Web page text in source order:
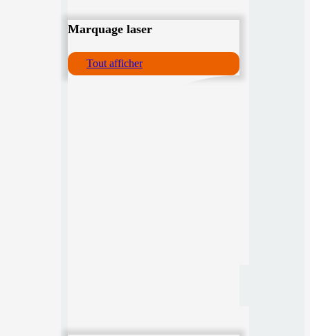
Marquage laser
Tout afficher